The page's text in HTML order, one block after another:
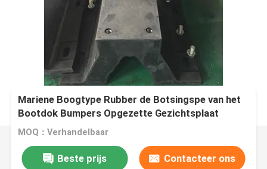
Mariene Boogtype Rubber de Botsingspe van het
Bootdok Bumpers Opgezette Gezichtsplaat
MOQ：Verhandelbaar
Beste prijs Contacteer ons